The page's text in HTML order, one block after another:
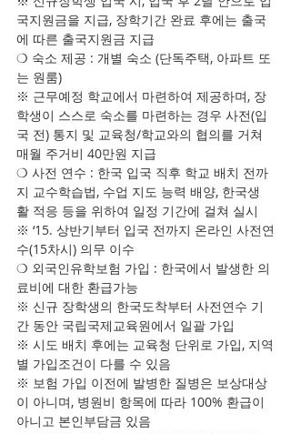
국지원금을 지급, 장학기간 완료 후에는 출국
에 따른 출국지원금 지급
❍ 숙소 제공 : 개별 숙소 (단독주택, 아파트 또
는 원룸)
※ 근무예정 학교에서 마련하여 제공하며, 장
학생이 스스로 숙소를 마련하는 경우 사전(입
국 전) 통지 및 교육청/학교와의 협의를 거쳐
매월 주거비 40만원 지급
❍ 사전 연수 : 한국 입국 직후 학교 배치 전까
지 교수학습법, 수업 지도 능력 배양, 한국생
활 적응 등을 위하여 일정 기간에 걸쳐 실시
※ ‘15. 상반기부터 입국 전까지 온라인 사전연
수(15차시) 의무 이수
❍ 외국인유학보험 가입 : 한국에서 발생한 의
료비에 대한 환급가능
※ 신규 장학생의 한국도착부터 사전연수 기
간 동안 국립국제교육원에서 일괄 가입
※ 시도 배치 후에는 교육청 단위로 가입, 지역
별 가입조건이 다를 수 있음
※ 보험 가입 이전에 발병한 질병은 보상대상
이 아니며, 병원비 항목에 따라 100% 환급이
아니고 본인부담금 있음